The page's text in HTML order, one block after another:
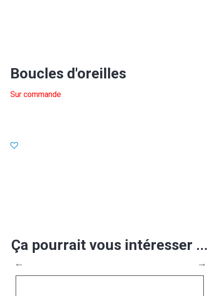
Boucles d'oreilles
Sur commande
Ça pourrait vous intéresser ...